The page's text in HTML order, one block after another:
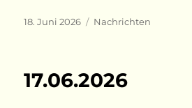
Veröffentlicht
18. Juni 2026 Kategorien
Nachrichten
17.06.2026